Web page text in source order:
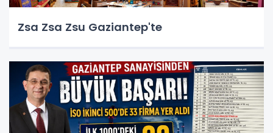
Zsa Zsa Zsu Gaziantep'te